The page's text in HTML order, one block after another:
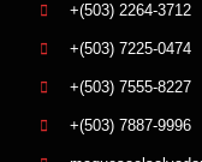
+(503) 2264-3712
+(503) 7225-0474
+(503) 7555-8227
+(503) 7887-9996